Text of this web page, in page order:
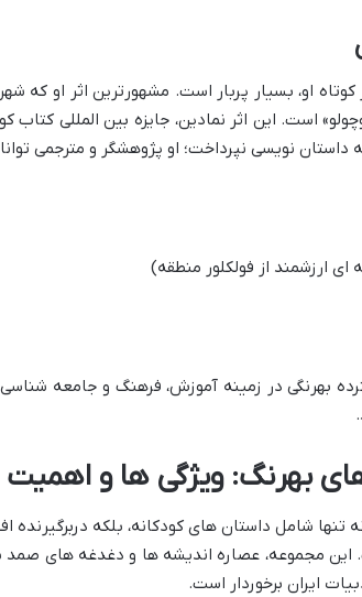
کوتاه او، بسیار پربار است. مشهورترین اثر او که
نویسی نپرداخت؛ او پژوهشگر و مترجمی توانا
ارزشمند از فولکلور منطقه)
بهرنگی در زمینه آموزش، فرهنگ و جامعه
بهرنگ: ویژگی ها و اهمیت
شامل داستان های کودکانه، بلکه دربرگیرنده
این مجموعه، عصاره اندیشه ها و دغدغه های صمد
ایران برخوردار است.